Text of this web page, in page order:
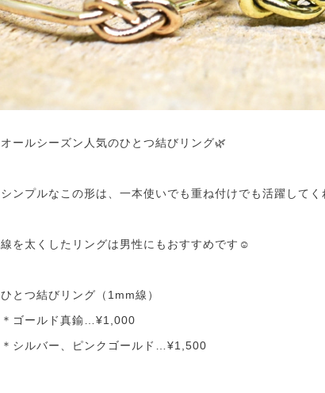
オールシーズン人気のひとつ結びリング🌿
シンプルなこの形は、一本使いでも重ね付けでも活躍して
線を太くしたリングは男性にもおすすめです☺️
ひとつ結びリング（1mm線）
＊ゴールド真鍮…¥1,000
＊シルバー、ピンクゴールド…¥1,500